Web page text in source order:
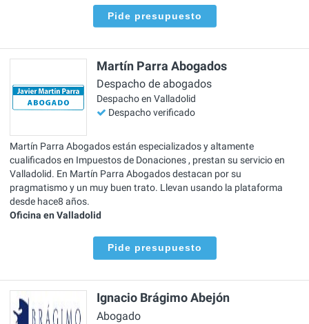
Pide presupuesto
Martín Parra Abogados
Despacho de abogados
Despacho en Valladolid
Despacho verificado
Martín Parra Abogados están especializados y altamente
cualificados en Impuestos de Donaciones , prestan su servicio en
Valladolid. En Martín Parra Abogados destacan por su
pragmatismo y un muy buen trato. Llevan usando la plataforma
desde hace8 años.
Oficina en Valladolid
Pide presupuesto
Ignacio Brágimo Abejón
Abogado